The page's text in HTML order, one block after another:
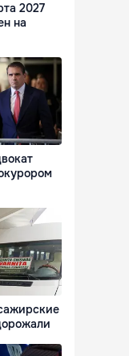
2027
на